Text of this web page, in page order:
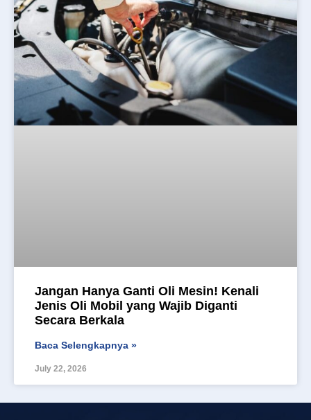
Jangan Hanya Ganti Oli Mesin! Kenali
Jenis Oli Mobil yang Wajib Diganti
Secara Berkala
Baca Selengkapnya »
July 22, 2026